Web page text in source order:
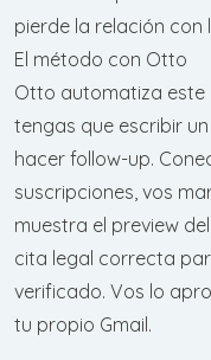
pierde la relación
El método con Otto
Otto automatiza este
tengas que escribir
hacer follow-up.
suscripciones, vos
muestra el preview
cita legal correcta
verificado. Vos lo
tu propio Gmail.